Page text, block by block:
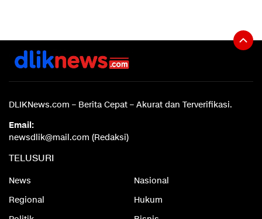
DLIKNews.com – Berita Cepat – Akurat dan Terverifikasi.
Email:
newsdlik@mail.com (Redaksi)
TELUSURI
News
Nasional
Regional
Hukum